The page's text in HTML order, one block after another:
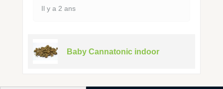
Il y a 2 ans
Baby Cannatonic indoor